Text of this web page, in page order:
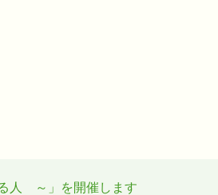
人 ～」を開催します